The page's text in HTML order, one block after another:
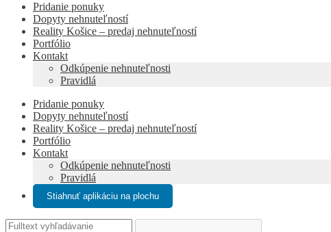
Pridanie ponuky
Dopyty nehnuteľností
Reality Košice – predaj nehnuteľností
Portfólio
Kontakt
Odkúpenie nehnuteľnosti
Pravidlá
Pridanie ponuky
Dopyty nehnuteľností
Reality Košice – predaj nehnuteľností
Portfólio
Kontakt
Odkúpenie nehnuteľnosti
Pravidlá
Stiahnuť aplikáciu na plochu